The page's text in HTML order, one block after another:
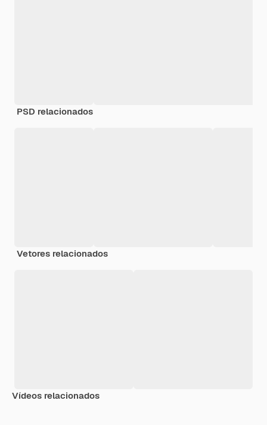
PSD relacionados
Vetores relacionados
Vídeos relacionados